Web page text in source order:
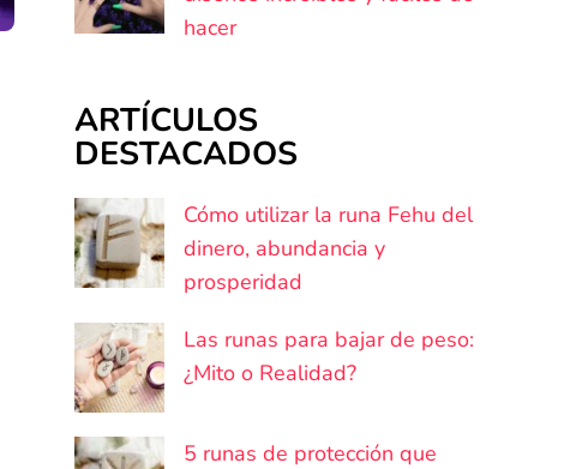
hacer
ARTÍCULOS
DESTACADOS
Cómo utilizar la runa Fehu del
dinero, abundancia y
prosperidad
Las runas para bajar de peso:
¿Mito o Realidad?
5 runas de protección que